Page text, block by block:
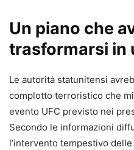
Un piano che
trasformarsi in
Le autorità statunitensi
complotto terroristico che
evento UFC previsto nei
Secondo le informazioni
l’intervento tempestivo